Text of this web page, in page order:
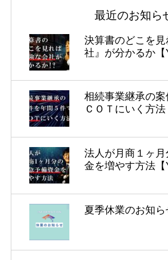
最近のお知ら
決算書のどこを
社』が分かるか【
相続事業継承の
ＣＯＴにいく方法
法人が月商１ヶ
金を増やす方法【
夏季休業のお知ら